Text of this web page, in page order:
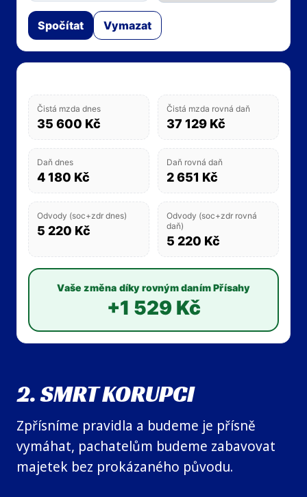
Spočítat Vymazat
Čistá mzda dnes
35 600 Kč
Čistá mzda rovná daň
37 129 Kč
Daň dnes
4 180 Kč
Daň rovná daň
2 651 Kč
Odvody (soc+zdr dnes)
5 220 Kč
Odvody (soc+zdr rovná
daň)
5 220 Kč
Vaše změna díky rovným daním Přísahy
+1 529 Kč
2. SMRT KORUPCI
Zpřísníme pravidla a budeme je přísně
vymáhat, pachatelům budeme zabavovat
majetek bez prokázaného původu.